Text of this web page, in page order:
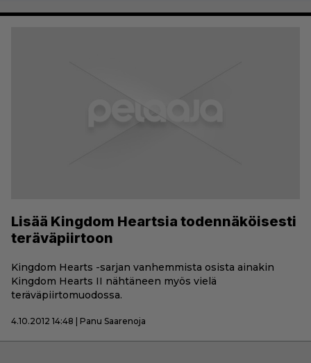
Lisää Kingdom Heartsia todennäköisesti
teräväpiirtoon
Kingdom Hearts -sarjan vanhemmista osista ainakin
Kingdom Hearts II nähtäneen myös vielä
teräväpiirtomuodossa.
4.10.2012 14:48 | Panu Saarenoja